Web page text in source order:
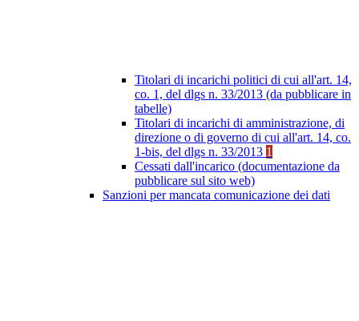
Titolari di incarichi politici di cui all'art. 14,
co. 1, del dlgs n. 33/2013 (da pubblicare in
tabelle)
Titolari di incarichi di amministrazione, di
direzione o di governo di cui all'art. 14, co.
1-bis, del dlgs n. 33/2013 1
Cessati dall'incarico (documentazione da
pubblicare sul sito web)
Sanzioni per mancata comunicazione dei dati